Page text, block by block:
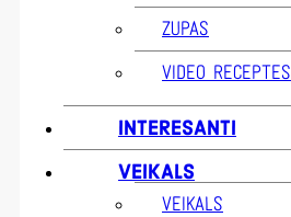
ZUPAS
VIDEO RECEPTES
INTERESANTI
VEIKALS
VEIKALS